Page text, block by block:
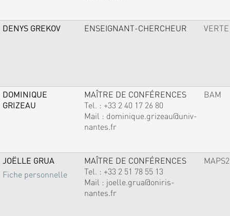
DENYS GREKOV ENSEIGNANT-CHERCHEUR VERTE
DOMINIQUE
GRIZEAU
MAÎTRE DE CONFÉRENCES
Tel. : +33 2 40 17 26 80
Mail : dominique.grizeau@univ-
nantes.fr
BAM
JOËLLE GRUA
Fiche personnelle
MAÎTRE DE CONFÉRENCES
Tel. : +33 2 51 78 55 13
Mail : joelle.grua@oniris-
nantes.fr
MAPS2